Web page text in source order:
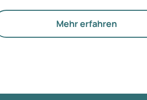
Gewicht auf Hormone, den
die Funktion der Eierstöcke.
Mehr erfahren